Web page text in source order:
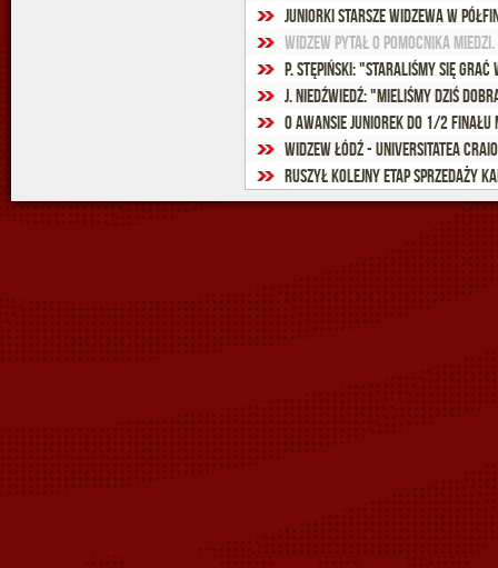
Juniorki starsze Widzewa w
Widzew pytał o pomocnika
P. Stępiński: "Staraliśmy się grać
J. Niedźwiedź: "Mieliśmy dziś
O awansie juniorek do 1/2 finału
Widzew Łódź - Universitatea
Ruszył kolejny etap sprzedaży